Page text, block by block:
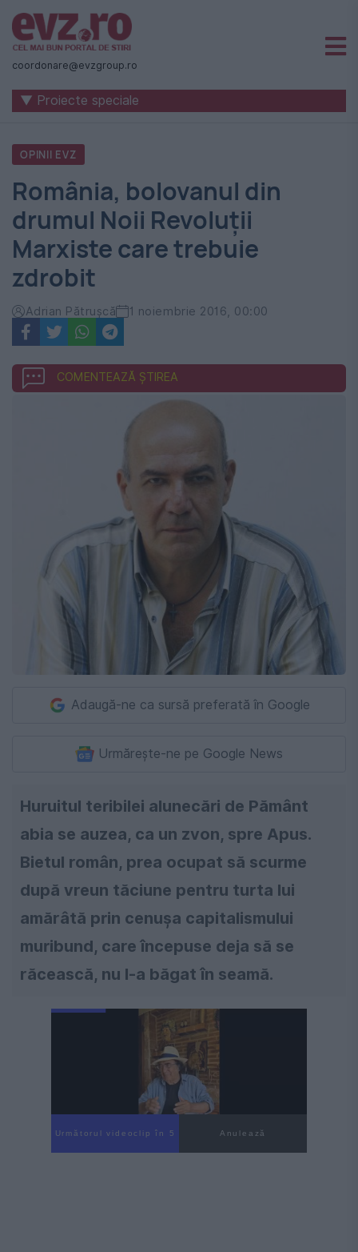
Știri
naționale
internaționale
România
-
Evenimentul
Zilei
coordonare@evzgroup.ro
▼ Proiecte speciale
OPINII EVZ
România, bolovanul din
drumul Noii Revoluții
Marxiste care trebuie
zdrobit
Adrian Pătrușcă 1 noiembrie 2016, 00:00
COMENTEAZĂ ȘTIREA
Adaugă-ne ca sursă preferată în Google
Urmărește-ne pe Google News
Huruitul teribilei alunecări de Pământ
abia se auzea, ca un zvon, spre Apus.
Bietul român, prea ocupat să scurme
după vreun tăciune pentru turta lui
amărâtă prin cenuşa capitalismului
muribund, care începuse deja să se
răcească, nu l-a băgat în seamă.
Următorul videoclip în 4 Anulează